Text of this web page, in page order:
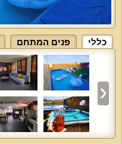
כללי פנים המתחם